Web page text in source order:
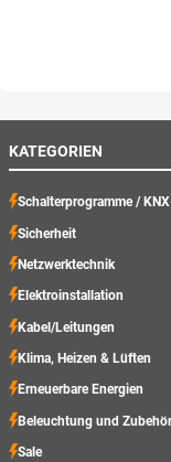
KATEGORIEN
Schalterprogramme / KNX
Sicherheit
Netzwerktechnik
Elektroinstallation
Kabel/Leitungen
Klima, Heizen & Lüften
Erneuerbare Energien
Beleuchtung und Zubehör
Sale